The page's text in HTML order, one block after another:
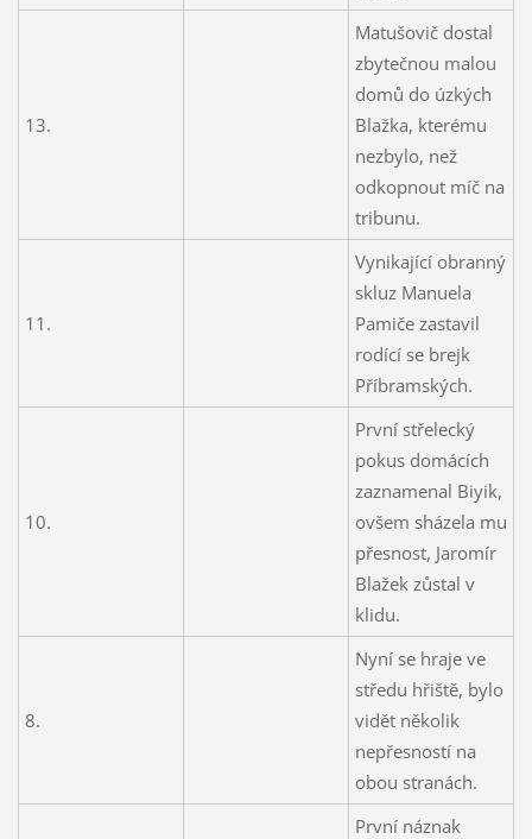
13.
Matušovič dostal
zbytečnou malou
domů do úzkých
Blažka, kterému
nezbylo, než
odkopnout míč na
tribunu.
11.
Vynikající obranný
skluz Manuela
Pamiče zastavil
rodící se brejk
Příbramských.
10.
První střelecký
pokus domácích
zaznamenal Biyik,
ovšem sházela mu
přesnost, Jaromír
Blažek zůstal v
klidu.
8.
Nyní se hraje ve
středu hřiště, bylo
vidět několik
nepřesností na
obou stranách.
První náznak